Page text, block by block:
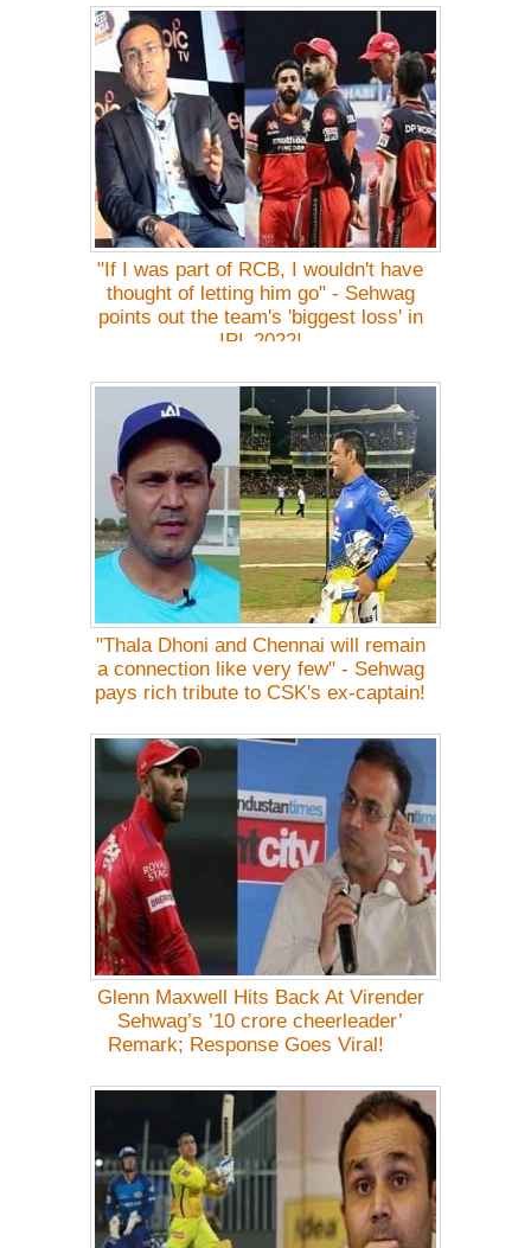
"If I was part of RCB, I wouldn't have
thought of letting him go" - Sehwag
points out the team's 'biggest loss' in
IPL 2022!
"Thala Dhoni and Chennai will remain
a connection like very few" - Sehwag
pays rich tribute to CSK's ex-captain!
Glenn Maxwell Hits Back At Virender
Sehwag’s ’10 crore cheerleader’
Remark; Response Goes Viral!